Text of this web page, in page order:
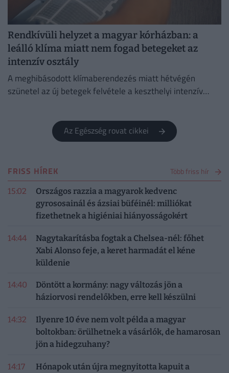
Rendkívüli helyzet a magyar kórházban: a
leálló klíma miatt nem fogad betegeket az
intenzív osztály
A meghibásodott klímaberendezés miatt hétvégén
szünetel az új betegek felvétele a keszthelyi intenzív
Az Egészség rovat cikkei
FRISS HÍREK Több friss hír
15:02
Országos razzia a magyarok kedvenc
gyrososainál és ázsiai büféinél: milliókat
fizethetnek a higiéniai hiányosságokért
14:44
Nagytakarításba fogtak a Chelsea-nél: főhet
Xabi Alonso feje, a keret harmadát el kéne
küldenie
14:40
Döntött a kormány: nagy változás jön a
háziorvosi rendelőkben, erre kell készülni
14:32
Ilyenre 10 éve nem volt példa a magyar
boltokban: örülhetnek a vásárlók, de hamarosan
jön a hidegzuhany?
14:17
Hónapok után újra megnyitotta kapuit a